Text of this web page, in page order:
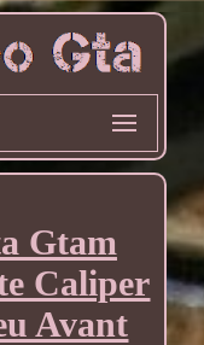
Gtam
Caliper
Avant